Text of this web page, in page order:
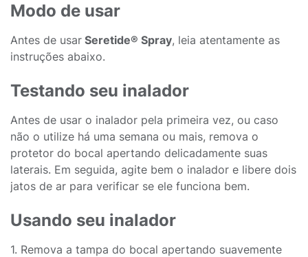
Modo de usar
Antes de usar Seretide® Spray, leia atentamente as
instruções abaixo.
Testando seu inalador
Antes de usar o inalador pela primeira vez, ou caso
não o utilize há uma semana ou mais, remova o
protetor do bocal apertando delicadamente suas
laterais. Em seguida, agite bem o inalador e libere dois
jatos de ar para verificar se ele funciona bem.
Usando seu inalador
1. Remova a tampa do bocal apertando suavemente